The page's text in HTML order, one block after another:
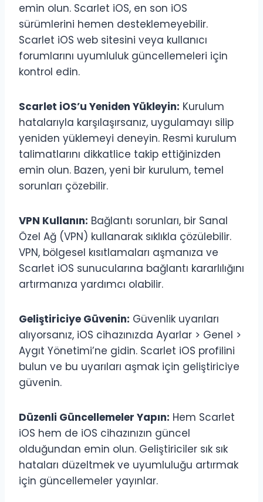
emin olun. Scarlet iOS, en son iOS
sürümlerini hemen desteklemeyebilir.
Scarlet iOS web sitesini veya kullanıcı
forumlarını uyumluluk güncellemeleri için
kontrol edin.
Scarlet iOS’u Yeniden Yükleyin: Kurulum
hatalarıyla karşılaşırsanız, uygulamayı silip
yeniden yüklemeyi deneyin. Resmi kurulum
talimatlarını dikkatlice takip ettiğinizden
emin olun. Bazen, yeni bir kurulum, temel
sorunları çözebilir.
VPN Kullanın: Bağlantı sorunları, bir Sanal
Özel Ağ (VPN) kullanarak sıklıkla çözülebilir.
VPN, bölgesel kısıtlamaları aşmanıza ve
Scarlet iOS sunucularına bağlantı kararlılığını
artırmanıza yardımcı olabilir.
Geliştiriciye Güvenin: Güvenlik uyarıları
alıyorsanız, iOS cihazınızda Ayarlar > Genel >
Aygıt Yönetimi’ne gidin. Scarlet iOS profilini
bulun ve bu uyarıları aşmak için geliştiriciye
güvenin.
Düzenli Güncellemeler Yapın: Hem Scarlet
iOS hem de iOS cihazınızın güncel
olduğundan emin olun. Geliştiriciler sık sık
hataları düzeltmek ve uyumluluğu artırmak
için güncellemeler yayınlar.